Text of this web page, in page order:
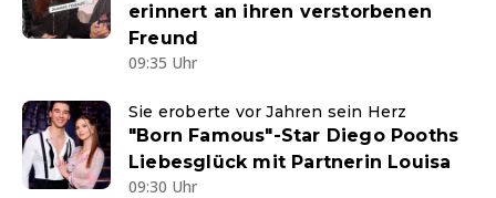
erinnert an ihren verstorbenen
Freund
09:35 Uhr
Sie eroberte vor Jahren sein Herz
"Born Famous"-Star Diego Pooths
Liebesglück mit Partnerin Louisa
09:30 Uhr